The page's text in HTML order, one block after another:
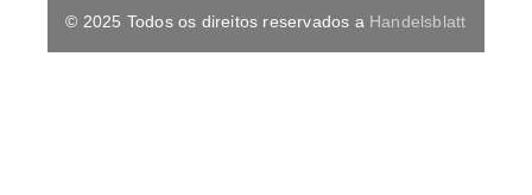
© 2025 Todos os direitos reservados a Handelsblatt